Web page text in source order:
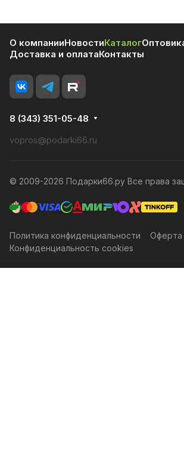
О компанииНовостиКаталог
Доставка и оплатаКонтакты
8 (343) 351-05-48
vopros@podarki66.ru
© 2009-2026 Подарки66.ру Все права
Политика конфиденциальности
Конфиденциальность cookies
Оферта